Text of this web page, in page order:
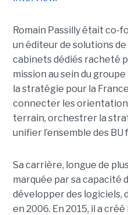
Romain Passilly était co-
un éditeur de solutions
cabinets dédiés racheté
mission au sein du
la stratégie pour la
connecter les
terrain, orchestrer la
unifier l’ensemble des BU
Sa carrière, longue de
marquée par sa capacité
développer des logiciels,
en 2006. En 2015, il a